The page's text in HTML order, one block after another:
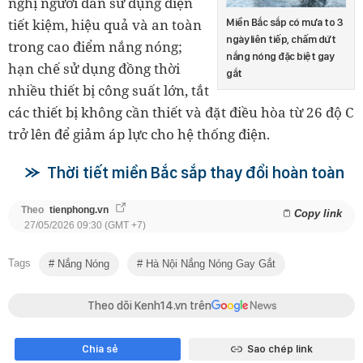
Miền Bắc sắp có mưa to 3
ngày liên tiếp, chấm dứt
nắng nóng đặc biệt gay
gắt
tiết kiệm, hiệu quả và an toàn
trong cao điểm nắng nóng;
hạn chế sử dụng đồng thời
nhiều thiết bị công suất lớn, tắt
các thiết bị không cần thiết và đặt điều hòa từ 26 độ C
trở lên để giảm áp lực cho hệ thống điện.
Thời tiết miền Bắc sắp thay đổi hoàn toàn
Theo tienphong.vn Copy link
27/05/2026 09:30 (GMT +7)
Tags Nắng Nóng Hà Nội Nắng Nóng Gay Gắt
Theo dõi Kenh14.vn trên
Chia sẻ Sao chép link